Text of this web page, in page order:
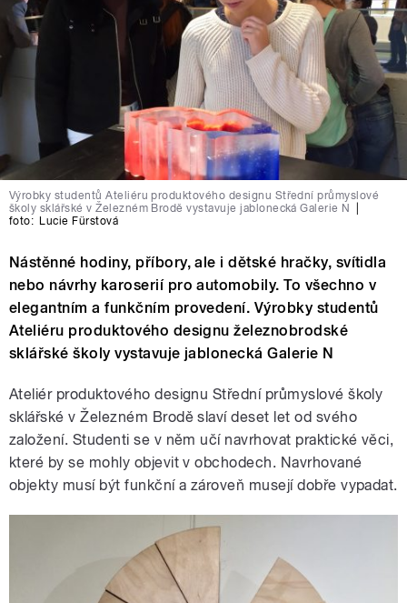
Výrobky studentů Ateliéru produktového designu Střední průmyslové
školy sklářské v Železném Brodě vystavuje jablonecká Galerie N
foto: Lucie Fürstová
Nástěnné hodiny, příbory, ale i dětské hračky, svítidla
nebo návrhy karoserií pro automobily. To všechno v
elegantním a funkčním provedení. Výrobky studentů
Ateliéru produktového designu železnobrodské
sklářské školy vystavuje jablonecká Galerie N
Ateliér produktového designu Střední průmyslové školy
sklářské v Železném Brodě slaví deset let od svého
založení. Studenti se v něm učí navrhovat praktické věci,
které by se mohly objevit v obchodech. Navrhované
objekty musí být funkční a zároveň musejí dobře vypadat.